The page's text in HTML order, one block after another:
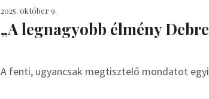
2025. október 9.
„A legnagyobb élmény
A fenti, ugyancsak megtisztelő mondatot